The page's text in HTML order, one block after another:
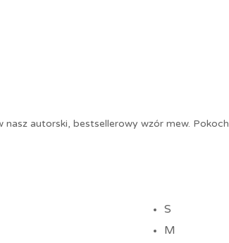
autorski, bestsellerowy wzór mew.
S
M